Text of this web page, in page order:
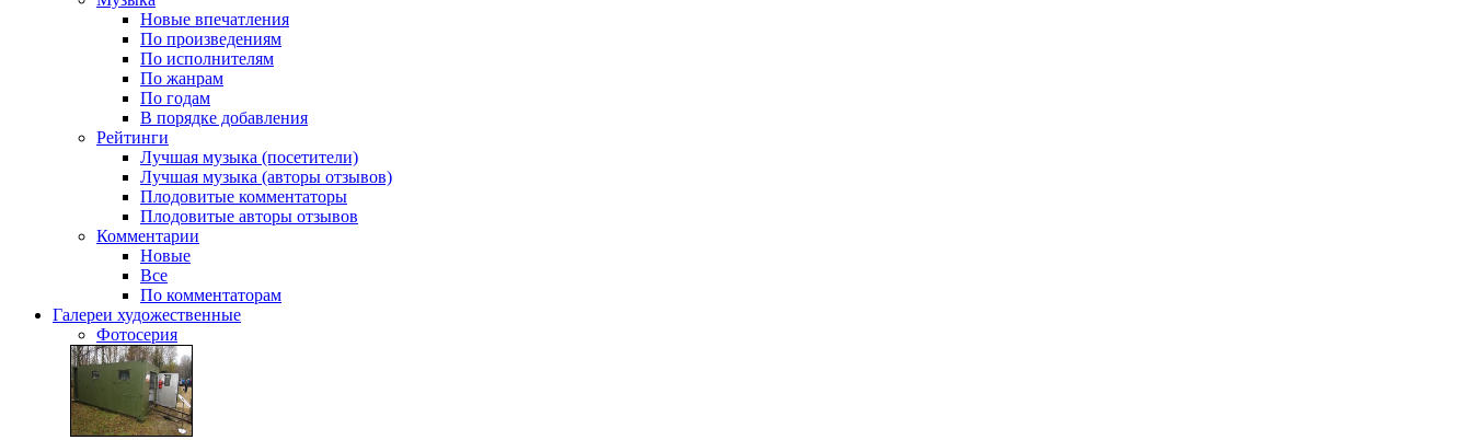
Новые впечатления
По произведениям
По исполнителям
По жанрам
По годам
В порядке добавления
Рейтинги
Лучшая музыка (посетители)
Лучшая музыка (авторы отзывов)
Плодовитые комментаторы
Плодовитые авторы отзывов
Комментарии
Новые
Все
По комментаторам
Галереи художественные
Фотосерия